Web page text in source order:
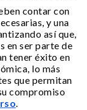
contar con
y una
así que,
en ser parte de
tener éxito en
lo más
que permitan
compromiso
.